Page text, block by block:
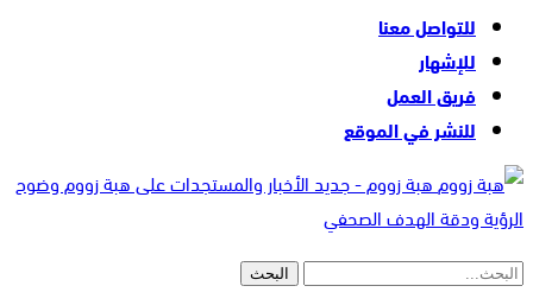
للتواصل معنا
للإشهار
فريق العمل
للنشر في الموقع
هبة زووم - جديد الأخبار والمستجدات على هبة زووم وضوح
الرؤية ودقة الهدف الصحفي